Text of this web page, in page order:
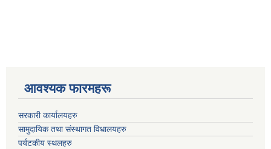
आवश्यक फारमहरू
सरकारी कार्यालयहरु
सामुदायिक तथा संस्थागत विधालयहरु
पर्यटकीय स्थलहरु